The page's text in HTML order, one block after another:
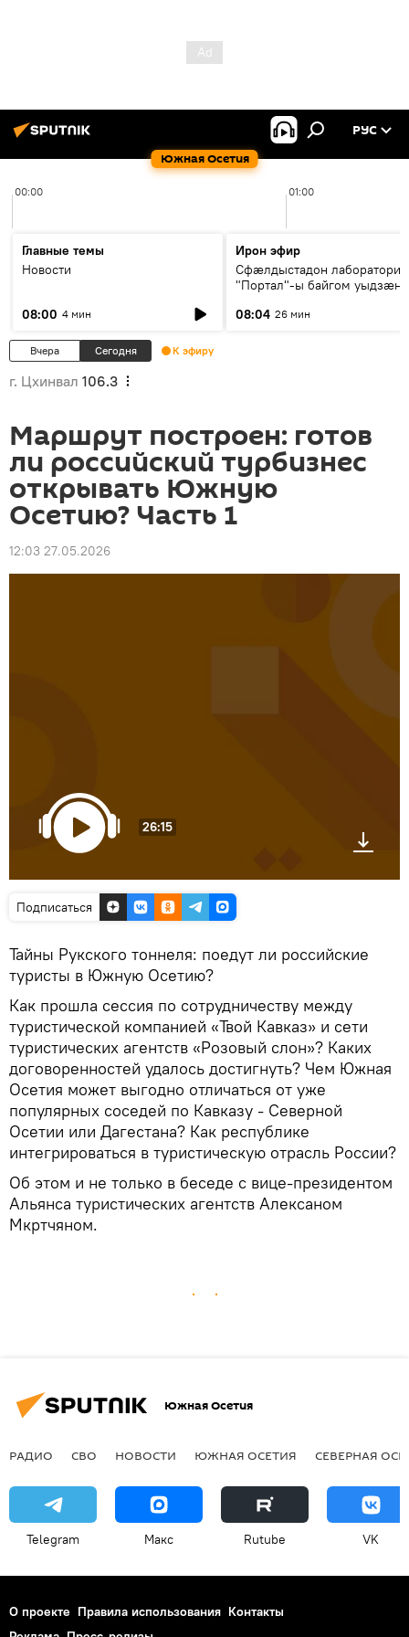
Южная Осетия
РУС
00:00 01:00
Главные темы
Новости
08:00 4 мин
Ирон эфир
Сфæлдыстадон лаборатори
"Портал"-ы байгом уыдзæн
Æхсары куыстыты равдыст
08:04 26 мин
Вчера Сегодня К эфиру
г. Цхинвал 106.3
Маршрут построен: готов
ли российский турбизнес
открывать Южную
Осетию? Часть 1
12:03 27.05.2026
26:15
Подписаться
Тайны Рукского тоннеля: поедут ли российские
туристы в Южную Осетию?
Как прошла сессия по сотрудничеству между
туристической компанией «Твой Кавказ» и сети
туристических агентств «Розовый слон»? Каких
договоренностей удалось достигнуть? Чем Южная
Осетия может выгодно отличаться от уже
популярных соседей по Кавказу - Северной
Осетии или Дагестана? Как республике
интегрироваться в туристическую отрасль России?
Об этом и не только в беседе с вице-президентом
Альянса туристических агентств Алексаном
Мкртчяном.
Южная Осетия
РАДИО СВО НОВОСТИ ЮЖНАЯ ОСЕТИЯ СЕВЕРНАЯ
Telegram Макс Rutube VK
О проекте Правила использования Контакты